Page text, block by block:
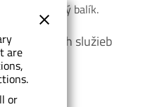
are
or
Prémiový balík.
uvedených služieb
pokyny